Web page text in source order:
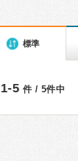
標準
1-5 件 / 5件中